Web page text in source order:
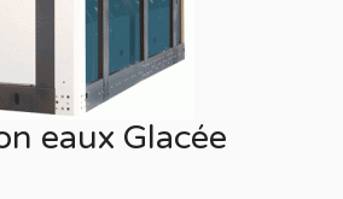
eaux Glacée